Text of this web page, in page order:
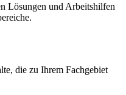
Lösungen und Arbeitshilfen
die zu Ihrem Fachgebiet